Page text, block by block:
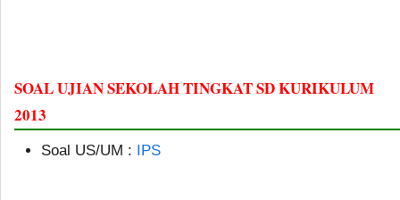
SOAL UJIAN SEKOLAH TINGKAT SD KURIKULUM
2013
Soal US/UM : IPS